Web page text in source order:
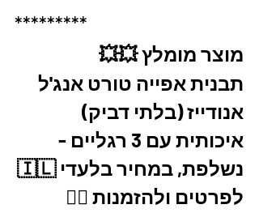
*********
מוצר מומלץ 💥💥
תבנית אפייה טורט אנג'ל
אנודייז (בלתי דביק)
איכותית עם 3 רגליים -
נשלפת, במחיר בלעדי 🇮🇱
לפרטים ולהזמנות 👇🏼